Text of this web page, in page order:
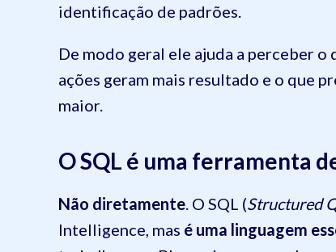
identificação de padrões.
De modo geral ele ajuda a perceber
ações geram mais resultado e o que
maior.
O SQL é uma ferramenta
Não diretamente . O SQL (Structured
Intelligence, mas é uma linguagem